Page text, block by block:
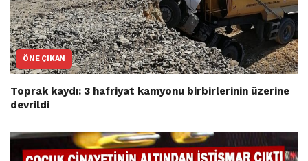
ÖNE ÇIKAN
Toprak kaydı: 3 hafriyat kamyonu birbirlerinin üzerine
devrildi